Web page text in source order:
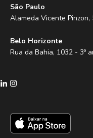
São Paulo
Alameda Vicente
Belo Horizonte
Rua da Bahia, 1032 - 3º